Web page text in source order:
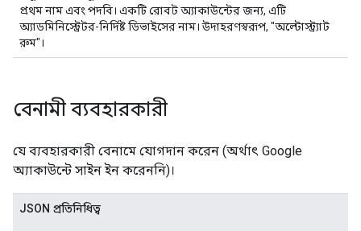
প্রথম নাম এবং পদবি। একটি রোবট অ্যাকাউন্টের জন্য, এটি
অ্যাডমিনিস্ট্রেটর-নির্দিষ্ট ডিভাইসের নাম। উদাহরণস্বরূপ, "অল্টোস্ট্র্যাট
রুম"।
বেনামী ব্যবহারকারী
যে ব্যবহারকারী বেনামে যোগদান করেন (অর্থাৎ Google
অ্যাকাউন্টে সাইন ইন করেননি)।
JSON প্রতিনিধিত্ব